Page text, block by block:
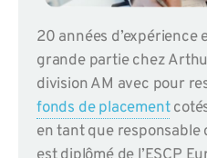
20 années
grande partie chez
division AM avec pour
fonds de placement
en tant que responsable